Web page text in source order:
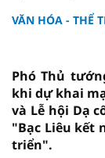
VĂN HÓA - THỂ
Phó Thủ
khi dự khai
và Lễ hội Dạ
"Bạc Liêu kết
triển".